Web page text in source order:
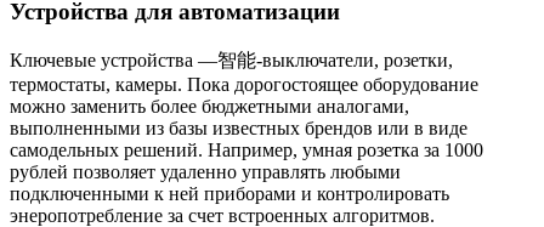
Устройства для автоматизации
Ключевые устройства —智能-выключатели, розетки,
термостаты, камеры. Пока дорогостоящее оборудование
можно заменить более бюджетными аналогами,
выполненными из базы известных брендов или в виде
самодельных решений. Например, умная розетка за 1000
рублей позволяет удаленно управлять любыми
подключенными к ней приборами и контролировать
энеропотребление за счет встроенных алгоритмов.